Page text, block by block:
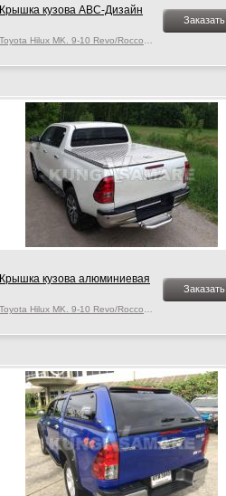
Крышка кузова АВС-Дизайн
Заказать
Крышка кузова алюминиевая
Заказать